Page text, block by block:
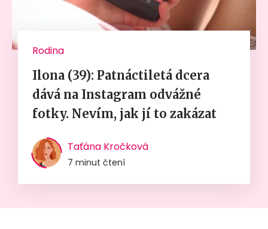
Rodina
Ilona (39): Patnáctiletá dcera
dává na Instagram odvážné
fotky. Nevím, jak jí to zakázat
Taťána Kročková
7 minut čtení